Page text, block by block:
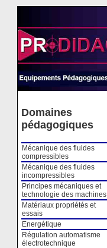
Domaines
pédagogiques
Mécanique des fluides
compressibles
Mécanique des fluides
incompressibles
Principes mécaniques et
technologie des machines
Matériaux propriétés et
essais
Energétique
Régulation automatisme
électrotechnique
Cookies management panel